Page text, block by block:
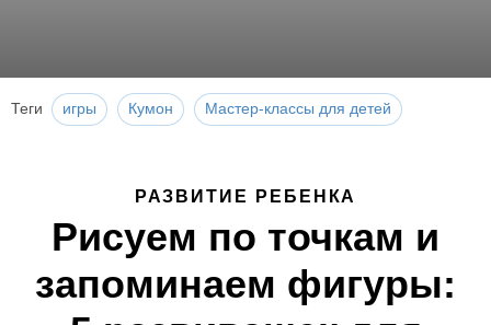
Теги игры Кумон Мастер-классы для детей
РАЗВИТИЕ РЕБЕНКА
Рисуем по точкам и
запоминаем фигуры: